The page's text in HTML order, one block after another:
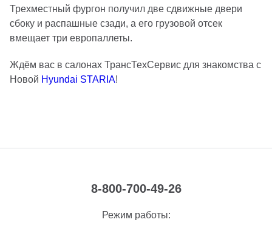
Трехместный фургон получил две сдвижные двери
сбоку и распашные сзади, а его грузовой отсек
вмещает три европаллеты.
Ждём вас в салонах ТрансТехСервис для знакомства с
Новой Hyundai STARIA!
8-800-700-49-26
Режим работы: